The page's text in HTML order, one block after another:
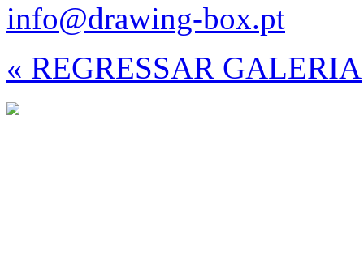
info@drawing-box.pt
« REGRESSAR GALERIA